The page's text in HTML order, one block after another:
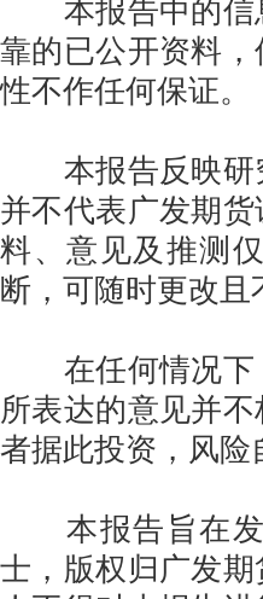
本报告中的信
靠的已公开资料
性不作任何保证。
本报告反映研
并不代表广发期
料、意见及推测
断，可随时更改且
在任何情况下
所表达的意见并
者据此投资，风险
本报告旨在发
士，版权归广发